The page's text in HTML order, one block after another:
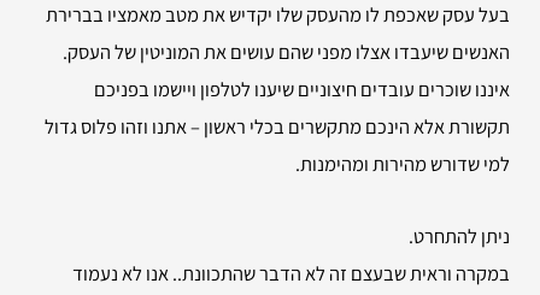
בעל עסק שאכפת לו מהעסק שלו יקדיש את מטב מאמציו בברירת
האנשים שיעבדו אצלו מפני שהם עושים את המוניטין של העסק.
איננו שוכרים עובדים חיצוניים שיענו לטלפון ויישמו בפניכם
תקשורת אלא הינכם מתקשרים בכלי ראשון – אתנו וזהו פלוס גדול
למי שדורש מהירות ומהימנות.
ניתן להתחרט.
במקרה וראית שבעצם זה לא הדבר שהתכוונת.. אנו לא נעמוד